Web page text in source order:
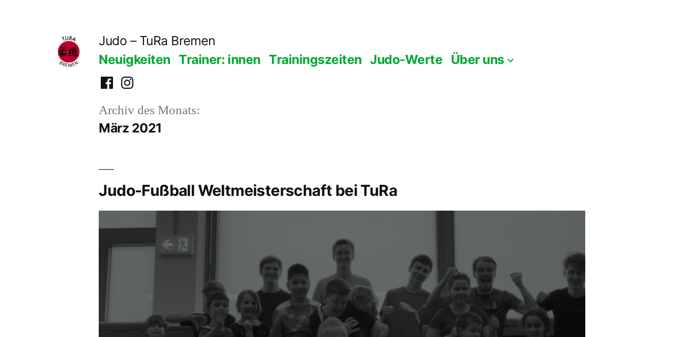
Judo – TuRa Bremen
Neuigkeiten Trainer: innen Trainingszeiten Judo-Werte Über uns
FacebookInstagram
Archiv des Monats:
März 2021
Judo-Fußball Weltmeisterschaft bei TuRa